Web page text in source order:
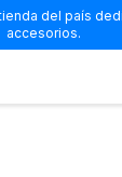
del país
accesorios.